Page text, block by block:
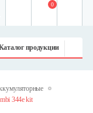
продукции
0
344e kit